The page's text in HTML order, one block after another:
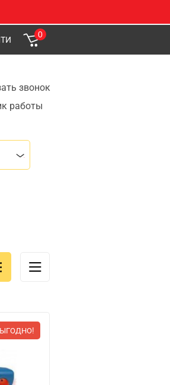
0
звонок
работы